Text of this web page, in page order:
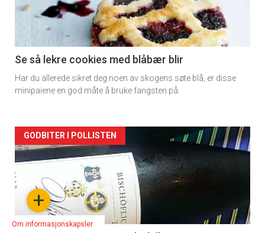
-
section
11
Se så lekre cookies med blåbær blir
Har du allerede sikret deg noen av skogens søte blå, er disse
minipaiene en god måte å bruke fangsten på.
Artikler
detail
-
section
+
GODBITER I POLLISTEN
Om informasjonskapsler